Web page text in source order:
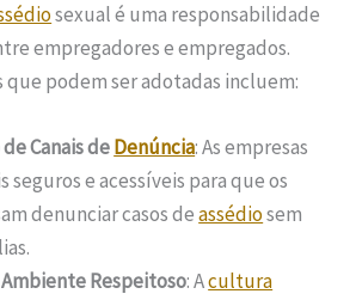
sexual é uma responsabilidade
empregadores e empregados.
que podem ser adotadas incluem:
Canais deDenúncia: As empresas
seguros e acessíveis para que os
denunciar casos deassédiosem
Respeitoso: Acultura